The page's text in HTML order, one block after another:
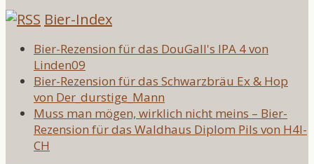
Bier-Index
Bier-Rezension für das DouGall's IPA 4 von
Linden09
Bier-Rezension für das Schwarzbräu Ex & Hop
von Der_durstige_Mann
Muss man mögen, wirklich nicht meins – Bier-
Rezension für das Waldhaus Diplom Pils von H4l-
CH